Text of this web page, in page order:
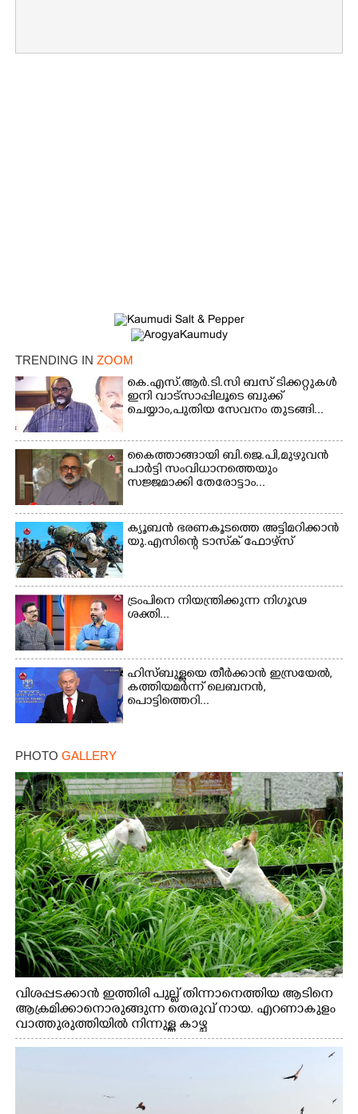
TRENDING IN ZOOM
കെ.എസ്.ആർ.ടി.സി ബസ് ടിക്കറ്റുകൾ
ഇനി വാട്സാപ്പിലൂടെ ബുക്ക്
ചെയ്യാം,പുതിയ സേവനം തുടങ്ങി...
കൈത്താങ്ങായി ബി.ജെ.പി,മുഴുവൻ
പാർട്ടി സംവിധാനത്തെയും
സജ്ജമാക്കി തേരോട്ടാം...
ക്യൂബൻ ഭരണകൂടത്തെ അട്ടിമറിക്കാൻ
യു.എസിന്റെ ടാസ്‌ക് ഫോഴ്സ്
ട്രംപിനെ നിയന്ത്രിക്കുന്ന നിഗൂഢ
ശക്തി...
ഹിസ്ബുള്ളയെ തീർക്കാൻ ഇസ്രയേൽ,
കത്തിയമർന്ന് ലെബനൻ,
പൊട്ടിത്തെറി...
PHOTO GALLERY
വിശപ്പടക്കാൻ ഇത്തിരി പുല്ല് തിന്നാനെത്തിയ ആടിനെ
ആക്രമിക്കാനൊരുങ്ങുന്ന തെരുവ് നായ. എറണാകുളം
വാത്തുരുത്തിയിൽ നിന്നുള്ള കാഴ്ച
Share this link
Copy Link